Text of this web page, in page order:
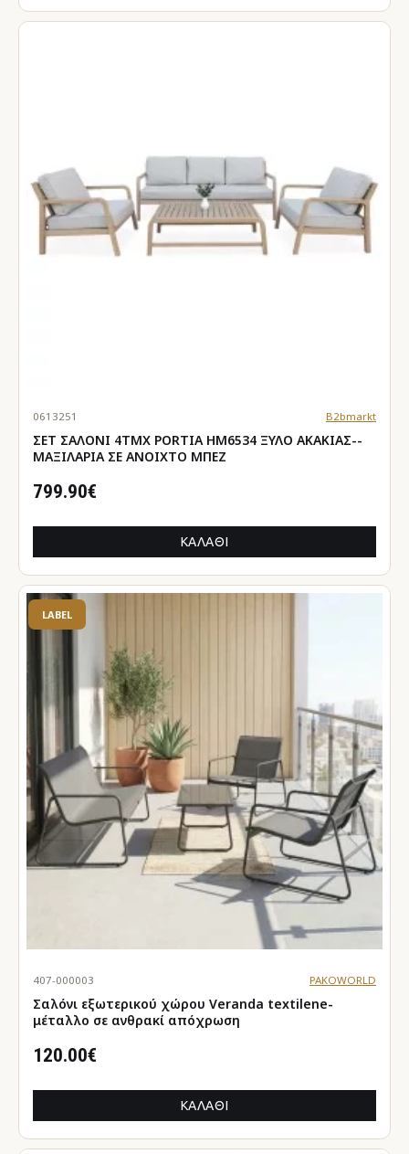
0613251 B2bmarkt
ΣΕΤ ΣΑΛΟΝΙ 4ΤΜΧ PORTIA HM6534 ΞΥΛΟ ΑΚΑΚΙΑΣ--
ΜΑΞΙΛΑΡΙΑ ΣΕ ΑΝΟΙΧΤΟ ΜΠΕΖ
799.90€
ΚΑΛΆΘΙ
LABEL
407-000003 PAKOWORLD
Σαλόνι εξωτερικού χώρου Veranda textilene-
μέταλλο σε ανθρακί απόχρωση
120.00€
ΚΑΛΆΘΙ